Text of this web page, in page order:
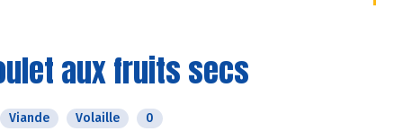
aux fruits secs
Viande Volaille 0